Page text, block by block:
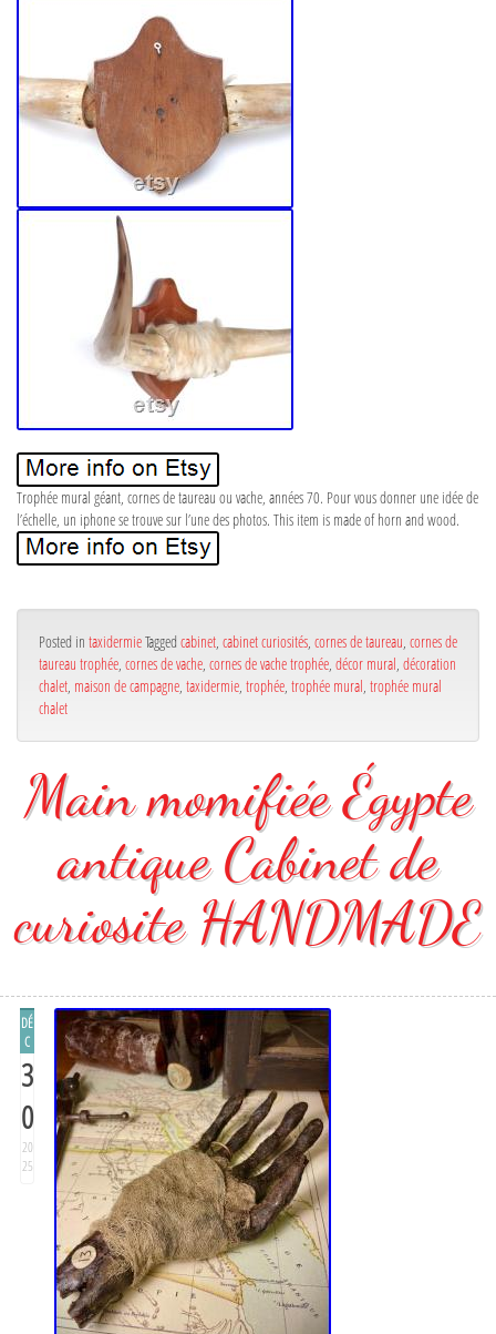
Trophée mural géant, cornes de taureau ou vache, années 70. Pour vous donner une idée de
l’échelle, un iphone se trouve sur l’une des photos. This item is made of horn and wood.
Posted in taxidermieTagged cabinet cabinet curiosités cornes de taureau cornes de
taureau trophée cornes de vache cornes de vache trophée décor mural décoration
chalet maison de campagne taxidermie trophée trophée mural trophée mural
chalet
Main momifiée Égypte
antique Cabinet de
curiosite HANDMADE
DÉ
C
3
0
20
25